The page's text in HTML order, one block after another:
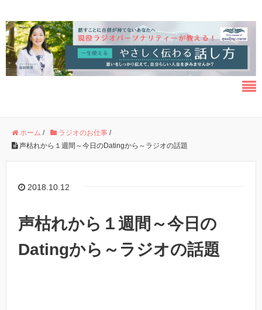
ホーム / ラジオのお仕事 /
声枯れから１週間～今日のDatingから～ラジオの話題
2018.10.12
声枯れから１週間～今日の
Datingから～ラジオの話題